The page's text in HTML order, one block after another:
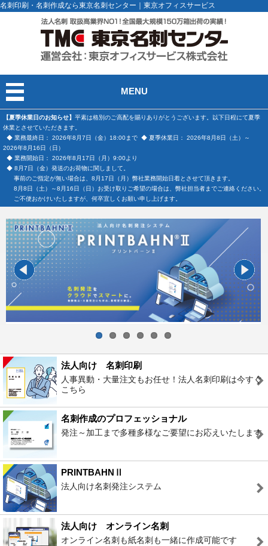
名刺印刷・名刺作成なら東京名刺センター｜東京オフィスサービス
MENU
【夏季休業日のお知らせ】 平素は格別のご高配を賜りありがとうございます。以下日程にて夏季
休業とさせていただきます。
◆ 業務最終日： 2026年8月7日（金）18:00まで ◆ 夏季休業日： 2026年8月8日（土）～
2026年8月16日（日）
◆ 業務開始日： 2026年8月17日（月）9:00より
◆ 8月7日（金）発送のお荷物に関しまして。
事前のご指定が無い場合は、8月17日（月）弊社業務開始日着とさせて頂きます。
8月8日（土）～8月16日（日）お受け取りご希望の場合は、弊社担当者までご連絡ください。
ご不便おかけいたしますが、何卒宜しくお願い申し上げます。
Previous Next
人事異動・大量注文もお任せ！法人名刺印刷は今すぐ
こちら
発注～加工まで多種多様なご要望にお応えいたします
法人向け名刺発注システム
オンライン名刺も紙名刺も一緒に作成可能です